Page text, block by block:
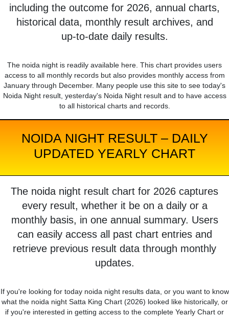
including the outcome for 2026, annual charts,
historical data, monthly result archives, and
up-to-date daily results.
The noida night is readily available here. This chart provides users
access to all monthly records but also provides monthly access from
January through December. Many people use this site to see today's
Noida Night result, yesterday's Noida Night result and to have access
to all historical charts and records.
NOIDA NIGHT RESULT – DAILY
UPDATED YEARLY CHART
The noida night result chart for 2026 captures
every result, whether it be on a daily or a
monthly basis, in one annual summary. Users
can easily access all past chart entries and
retrieve previous result data through monthly
updates.
If you're looking for today noida night results data, or you want to know
what the noida night Satta King Chart (2026) looked like historically, or
if you're interested in getting access to the complete Yearly Chart or